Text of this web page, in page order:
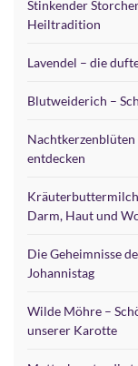
Stinkender
Heiltradition
Lavendel – die
Blutweiderich –
entdecken
Darm, Haut und
Die Geheimnisse
Johannistag
Wilde Möhre –
unserer Karotte